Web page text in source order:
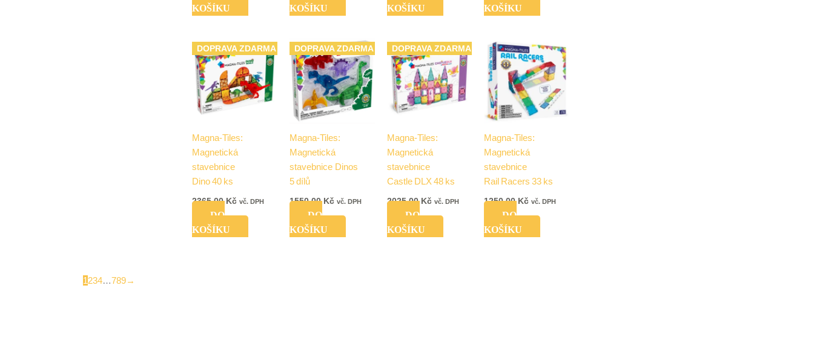
KOŠÍKU
KOŠÍKU
KOŠÍKU
KOŠÍKU
DOPRAVA ZDARMA
Magna-Tiles:
Magnetická
stavebnice
Dino 40 ks
2365,00 Kč vč. DPH
DO
KOŠÍKU
DOPRAVA ZDARMA
Magna-Tiles:
Magnetická
stavebnice Dinos
5 dílů
1550,00 Kč vč. DPH
DO
KOŠÍKU
DOPRAVA ZDARMA
Magna-Tiles:
Magnetická
stavebnice
Castle DLX 48 ks
2025,00 Kč vč. DPH
DO
KOŠÍKU
Magna-Tiles:
Magnetická
stavebnice
Rail Racers 33 ks
1250,00 Kč vč. DPH
DO
KOŠÍKU
1234…789→